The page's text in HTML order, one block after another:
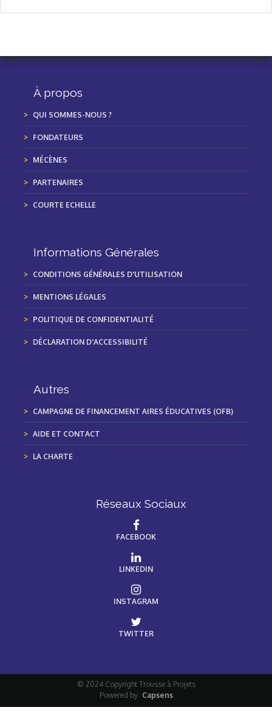
À propos
QUI SOMMES-NOUS ?
FONDATEURS
MÉCÈNES
PARTENAIRES
COURTE ECHELLE
Informations Générales
CONDITIONS GÉNÉRALES D'UTILISATION
MENTIONS LÉGALES
POLITIQUE DE CONFIDENTIALITÉ
DÉCLARATION D'ACCESSIBILITÉ
Autres
CAMPAGNE DE FINANCEMENT AIRES ÉDUCATIVES (OFB)
AIDE ET CONTACT
LA CHARTE
Réseaux Sociaux
FACEBOOK
LINKEDIN
INSTAGRAM
TWITTER
© 2024 Copyright Trousse à Projets
Powered by Capsens